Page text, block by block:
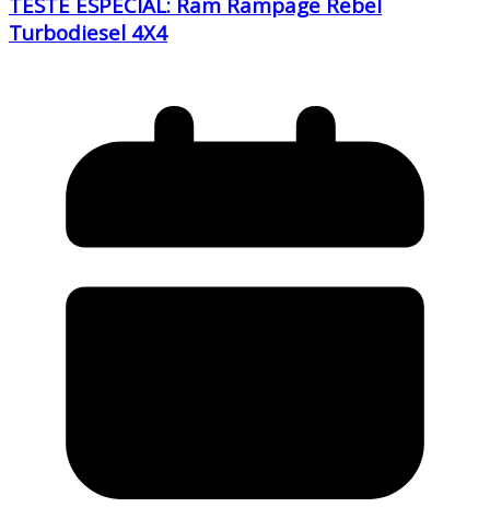
Turbodiesel 4X4